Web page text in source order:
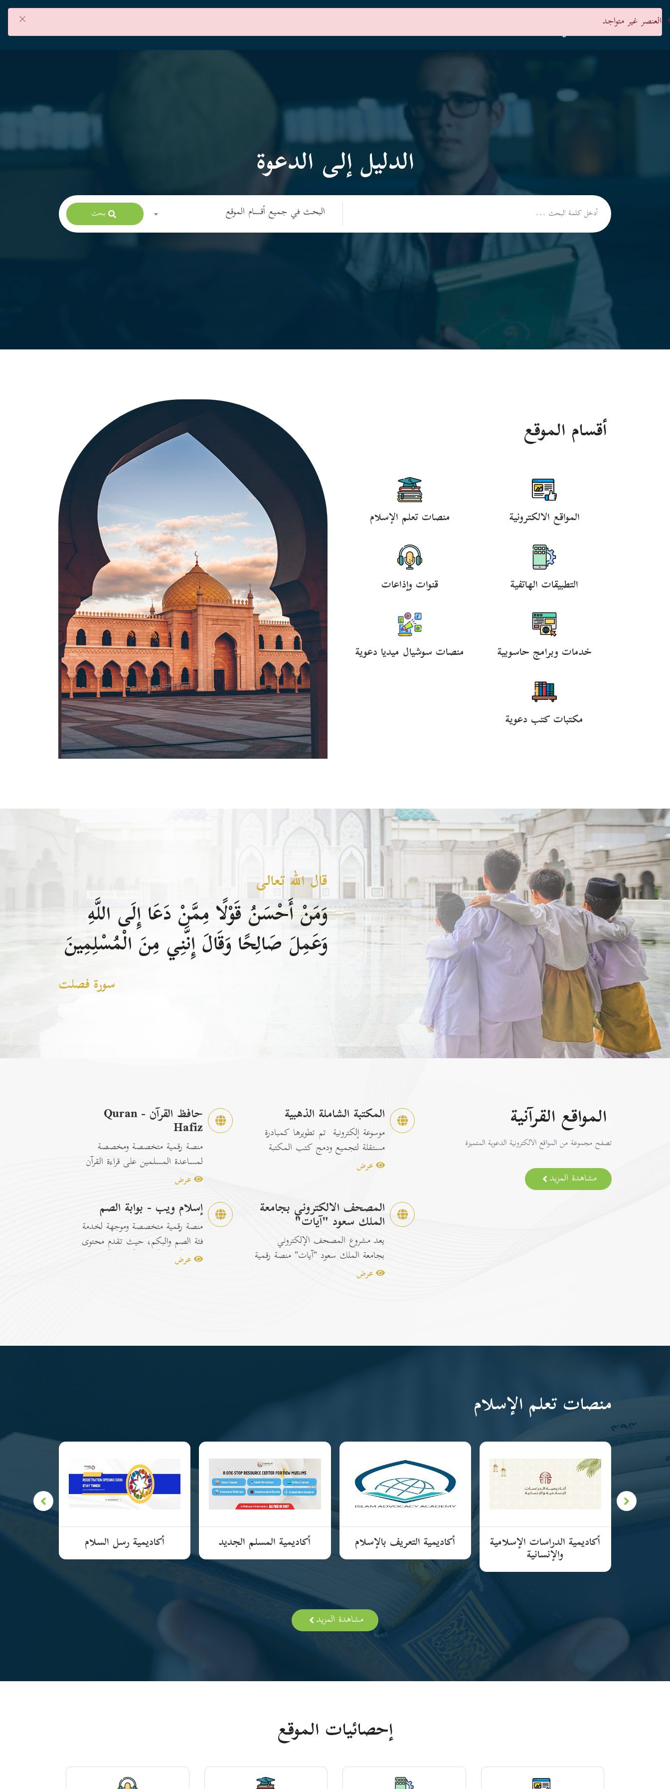
العنصر غير متواجد ×
الدليل إلى الدعوة
البحث في جميع أقسام الموقع بحث
أقسام الموقع
المواقع الالكترونية منصات تعلم الإسلام
التطبيقات الهاتفية قنوات وإذاعات
خدمات وبرامج حاسوبية منصات سوشيال ميديا دعوية
مكتبات كتب دعوية
قال الله تعالى
وَمَنْ أَحْسَنُ قَوْلًا مِمَّنْ دَعَا إِلَى اللَّهِ
وَعَمِلَ صَالِحًا وَقَالَ إِنَّنِي مِنَ الْمُسْلِمِينَ
سورة فصلت
المواقع القرآنية
تصفح مجموعة من المواقع الالكترونية الدعوية المتميزة
مشاهدة المزيد
المكتبة الشاملة الذهبية
موسوعة إلكترونية تم تطويرها كمبادرة
مستقلة لتجميع ودمج كتب المكتبة
الشاملة الرسمية مع إصدارات...
عرض
حافظ القرآن - Quran
Hafiz
منصة رقمية متخصصة ومخصصة
لمساعدة المسلمين على قراءة القرآن
الكريم وتسهيل عمليات الحفظ
عرض
المصحف الالكتروني بجامعة
الملك سعود "آيات"
يعد مشروع المصحف الإلكتروني
بجامعة الملك سعود "آيات" منصة رقمية
متكاملة ومخصصة لتصفح وقراءة القرآن
عرض
إسلام ويب - بوابة الصم
منصة رقمية متخصصة وموجهة لخدمة
فئة الصم والبكم، حيث تقدم محتوى
إسلامياً وتوعوياً تفاعلياً مترجماً با...
عرض
منصات تعلم الإسلام
أكاديمية الدراسات الإسلامية
والإنسانية
أكاديمية التعريف بالإسلام أكاديمية المسلم الجديد أكاديمية رسل السلام
مشاهدة المزيد
إحصائيات الموقع